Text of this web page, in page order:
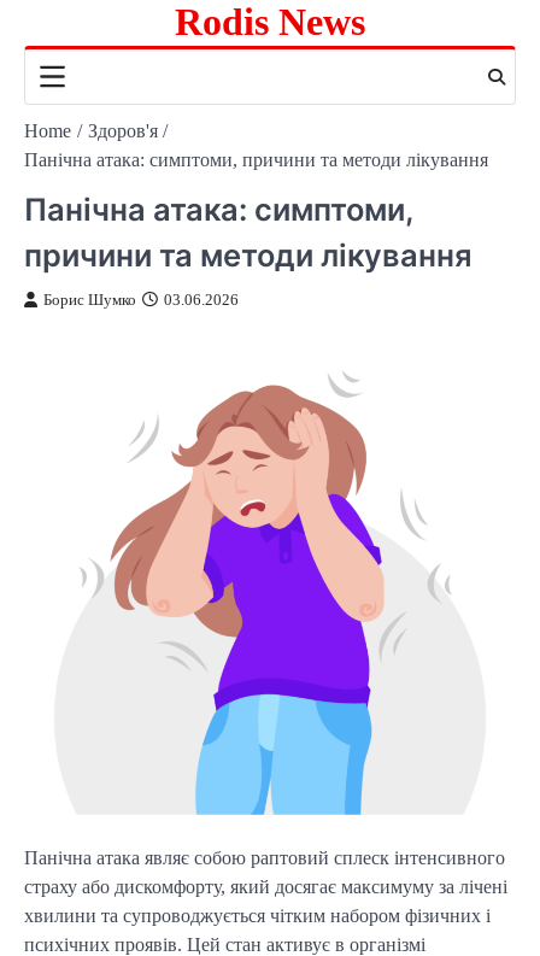
content
Rodis News
Home
Здоров'я
Панічна атака: симптоми, причини та методи лікування
Панічна атака: симптоми,
причини та методи лікування
Борис Шумко 03.06.2026
Панічна атака являє собою раптовий сплеск інтенсивного
страху або дискомфорту, який досягає максимуму за лічені
хвилини та супроводжується чітким набором фізичних і
психічних проявів. Цей стан активує в організмі